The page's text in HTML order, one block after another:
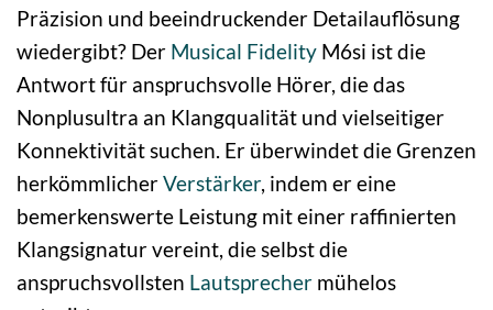
Präzision und beeindruckender Detailauflösung
wiedergibt? Der Musical Fidelity M6si ist die
Antwort für anspruchsvolle Hörer, die das
Nonplusultra an Klangqualität und vielseitiger
Konnektivität suchen. Er überwindet die Grenzen
herkömmlicherVerstärker, indem er eine
bemerkenswerte Leistung mit einer raffinierten
Klangsignatur vereint, die selbst die
anspruchsvollsten Lautsprecher mühelos